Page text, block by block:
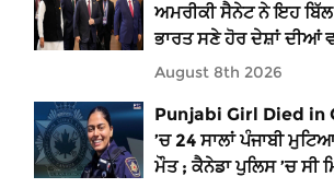
ਅਮਰੀਕੀ ਸੈਨੇਟ ਨੇ ਇਹ ਬਿੱਲ
ਭਾਰਤ ਸਣੇ ਹੋਰ ਦੇਸ਼ਾਂ ਦੀਆਂ
August 8th 2026
Punjabi Girl Died in
’ਚ 24 ਸਾਲਾਂ ਪੰਜਾਬੀ
ਮੌਤ ; ਕੈਨੇਡਾ ਪੁਲਿਸ ’ਚ ਸੀ